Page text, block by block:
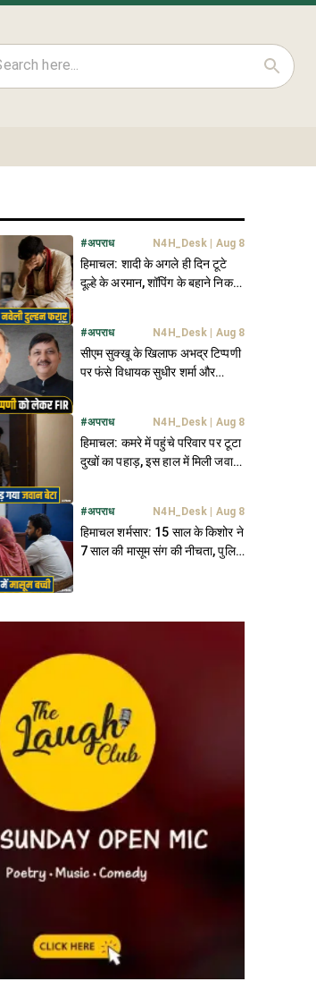
#अपराध N4H_Desk Aug 8
हिमाचल: शादी के अगले ही दिन टूटे
दूल्हे के अरमान, शॉपिंग के बहाने निकली
#अपराध N4H_Desk Aug 8
सीएम सुक्खू के खिलाफ अभद्र टिप्पणी
पर फंसे विधायक सुधीर शर्मा और
#अपराध N4H_Desk Aug 8
हिमाचल: कमरे में पहुंचे परिवार पर टूटा
दुखों का पहाड़, इस हाल में मिली जवान
#अपराध N4H_Desk Aug 8
हिमाचल शर्मसार: 15 साल के किशोर ने
7 साल की मासूम संग की नीचता, पुलिस